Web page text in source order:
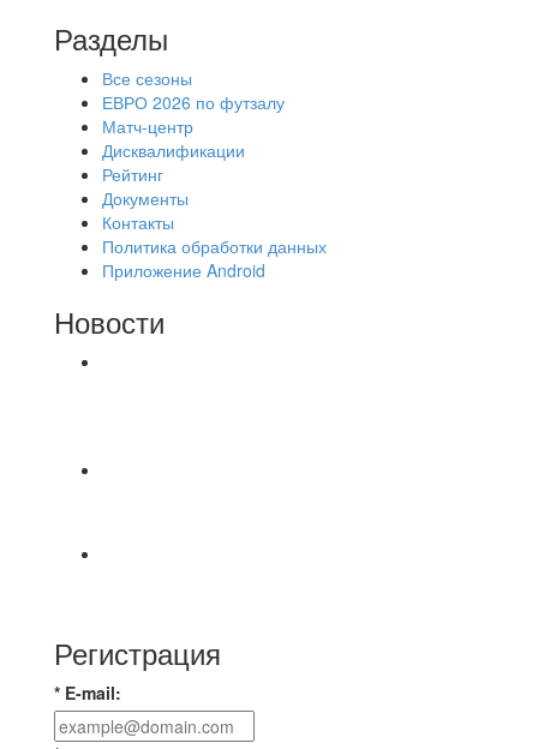
Разделы
Все сезоны
ЕВРО 2026 по футзалу
Матч-центр
Дисквалификации
Рейтинг
Документы
Контакты
Политика обработки данных
Приложение Android
Новости
Регистрация
* E-mail: